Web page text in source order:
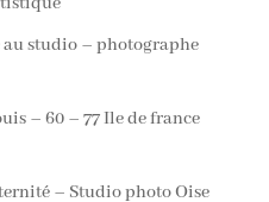
au studio – photographe
– 60 – 77 Ile de france
– Studio photo Oise